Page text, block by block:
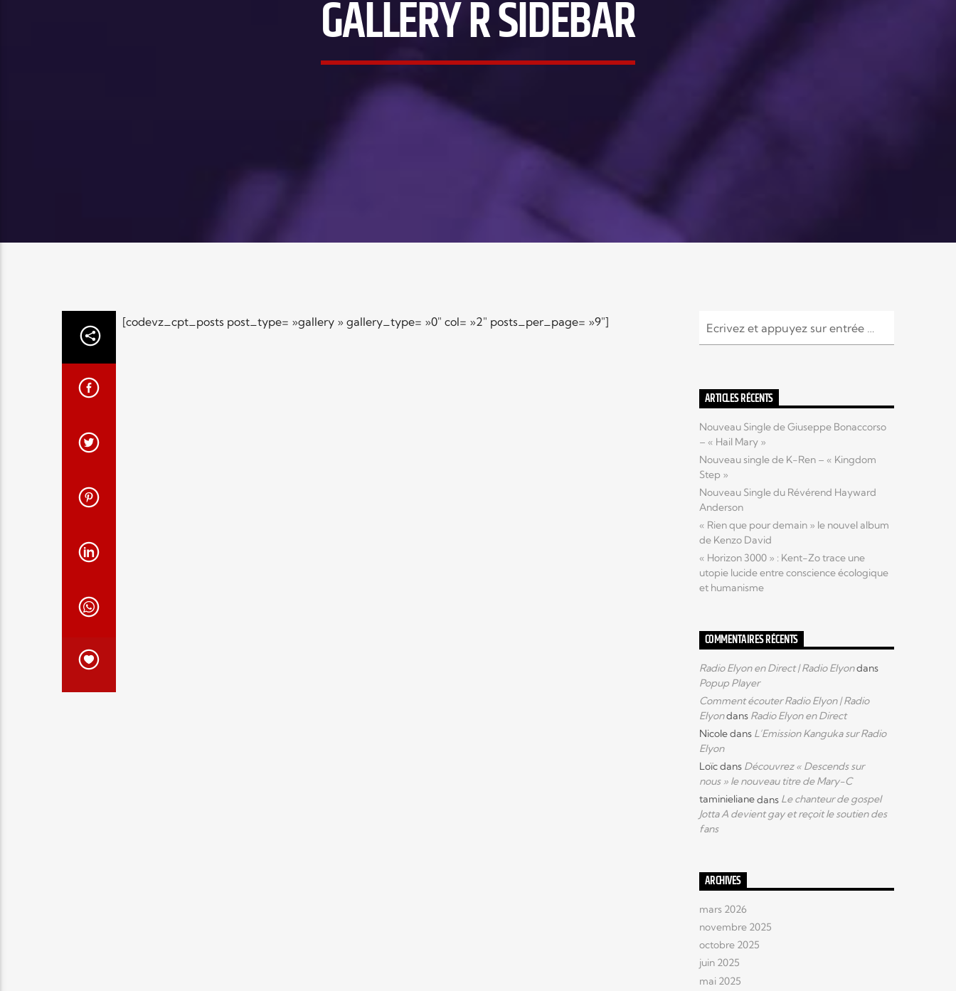
GALLERY R SIDEBAR
[codevz_cpt_posts post_type= »gallery » gallery_type= »0″ col= »2″ posts_per_page= »9″]
ARTICLES RÉCENTS
Nouveau Single de Giuseppe Bonaccorso
– « Hail Mary »
Nouveau single de K-Ren – « Kingdom
Step »
Nouveau Single du Révérend Hayward
Anderson
« Rien que pour demain » le nouvel album
de Kenzo David
« Horizon 3000 » : Kent-Zo trace une
utopie lucide entre conscience écologique
et humanisme
COMMENTAIRES RÉCENTS
Radio Elyon en Direct | Radio Elyondans
Popup Player
Comment écouter Radio Elyon | Radio
Elyondans Radio Elyon en Direct
Nicoledans L’Emission Kanguka sur Radio
Elyon
Loïcdans Découvrez « Descends sur
nous » le nouveau titre de Mary-C
taminielianedans Le chanteur de gospel
Jotta A devient gay et reçoit le soutien des
fans
ARCHIVES
mars 2026
novembre 2025
octobre 2025
juin 2025
mai 2025